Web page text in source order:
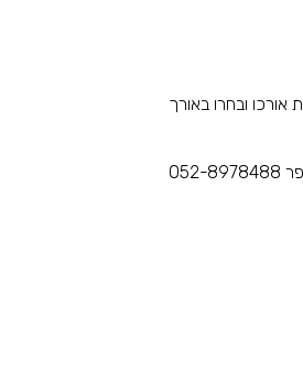
ובחרו באורך